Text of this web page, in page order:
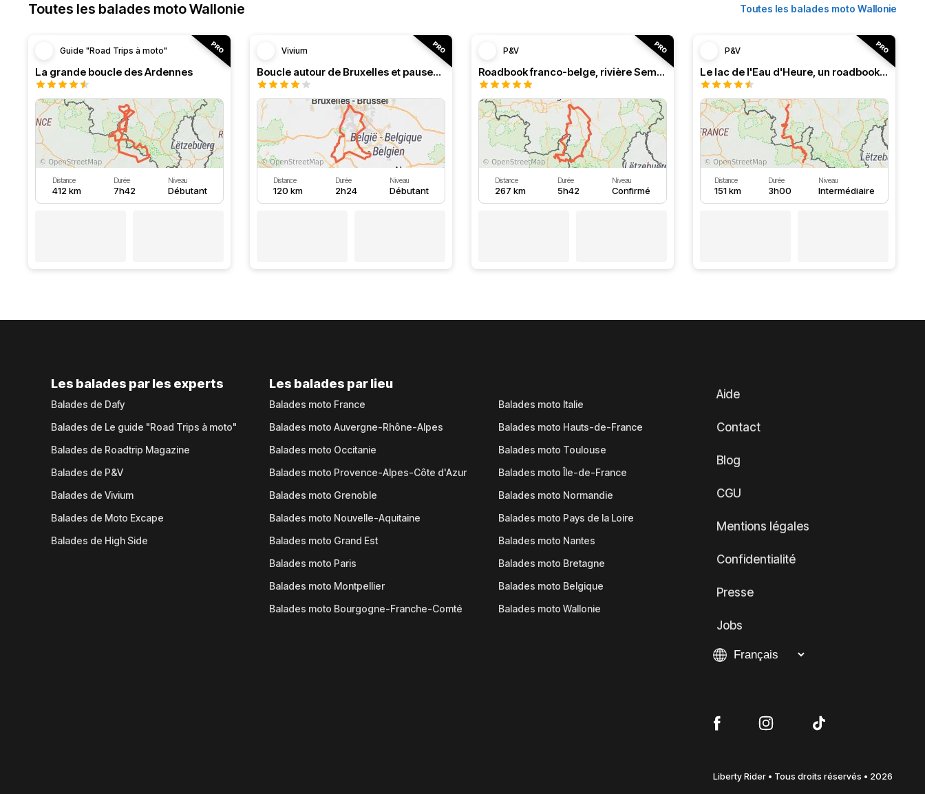
Toutes les balades moto Wallonie Toutes les balades moto Wallonie
Guide "Road Trips à moto"
La grande boucle des Ardennes
Distance
412 km
Durée
7h42
Niveau
Débutant
Vivium
Boucle autour de Bruxelles et pauses au bord de l'eau
Distance
120 km
Durée
2h24
Niveau
Débutant
P&V
Roadbook franco-belge, rivière Semois dans les Ardennes
Distance
267 km
Durée
5h42
Niveau
Confirmé
P&V
Le lac de l'Eau d'Heure, un roadbook rafraîchissant
Distance
151 km
Durée
3h00
Niveau
Intermédiaire
Les balades par les experts
Balades de Dafy
Balades de Le guide "Road Trips à moto"
Balades de Roadtrip Magazine
Balades de P&V
Balades de Vivium
Balades de Moto Excape
Balades de High Side
Les balades par lieu
Balades moto France
Balades moto Auvergne-Rhône-Alpes
Balades moto Occitanie
Balades moto Provence-Alpes-Côte d'Azur
Balades moto Grenoble
Balades moto Nouvelle-Aquitaine
Balades moto Grand Est
Balades moto Paris
Balades moto Montpellier
Balades moto Bourgogne-Franche-Comté
Balades moto Italie
Balades moto Hauts-de-France
Balades moto Toulouse
Balades moto Île-de-France
Balades moto Normandie
Balades moto Pays de la Loire
Balades moto Nantes
Balades moto Bretagne
Balades moto Belgique
Balades moto Wallonie
Aide
Contact
Blog
CGU
Mentions légales
Confidentialité
Presse
Jobs
Liberty Rider • Tous droits réservés • 2026